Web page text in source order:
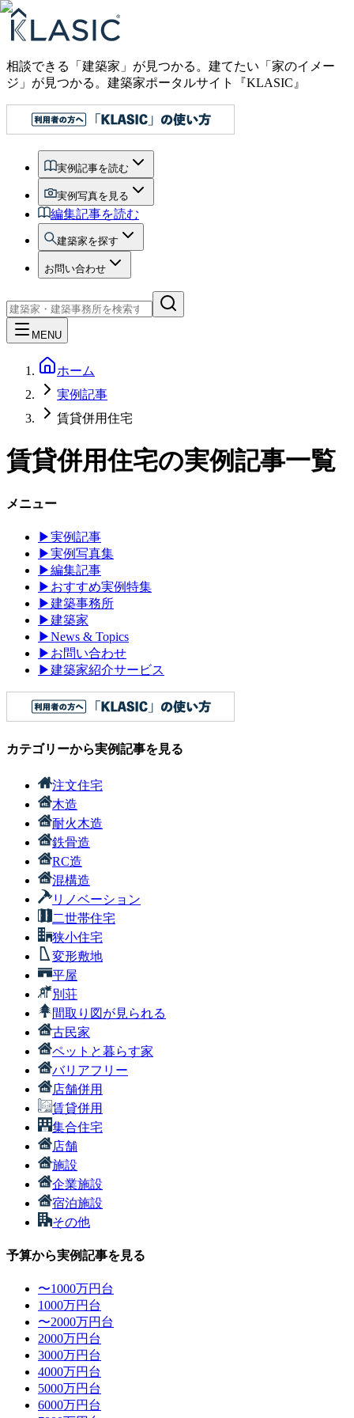
相談できる「建築家」が見つかる。建てたい「家のイメー
ジ」が見つかる。 建築家ポータルサイト『KLASIC』
実例記事を読む
実例写真を見る
編集記事を読む
建築家を探す
お問い合わせ
MENU
ホーム
実例記事
賃貸併用住宅
賃貸併用住宅の実例記事一覧
メニュー
▶実例記事
▶実例写真集
▶編集記事
▶ おすすめ実例特集
▶建築事務所
▶建築家
▶News & Topics
▶ お問い合わせ
▶建築家紹介サービス
カテゴリーから実例記事を見る
注文住宅
木造
耐火木造
鉄骨造
RC造
混構造
リノベーション
二世帯住宅
狭小住宅
変形敷地
平屋
別荘
間取り図が見られる
古民家
ペットと暮らす家
バリアフリー
店舗併用
賃貸併用
集合住宅
店舗
施設
企業施設
宿泊施設
その他
予算から実例記事を見る
〜1000万円台
1000万円台
〜2000万円台
2000万円台
3000万円台
4000万円台
5000万円台
6000万円台